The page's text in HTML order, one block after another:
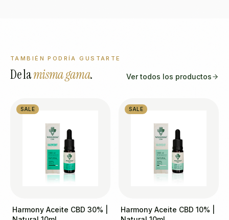
TAMBIÉN PODRÍA GUSTARTE
De lamisma gama. Ver todos los productos
SALE
Harmony Aceite CBD 30% |
SALE
Harmony Aceite CBD 10% |